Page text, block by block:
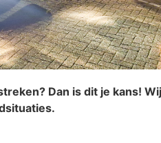
Dan is dit je kans!